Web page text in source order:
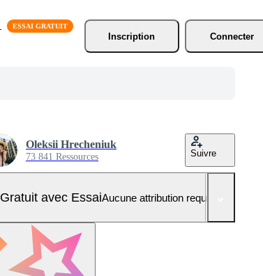
Inscription
Connecter
Oleksii Hrecheniuk
73 841 Ressources Suivre
Gratuit avec EssaiAucune attribution requise